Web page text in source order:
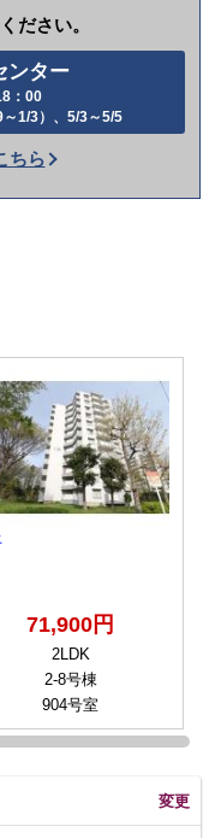
ださい。
ンター
：00
1/3）、5/3～5/5
話
か
ちら
71,900円
2LDK
2-8号棟
904号室
変更